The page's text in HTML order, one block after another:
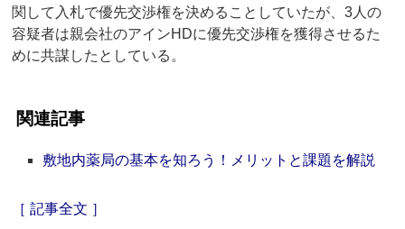
関して入札で優先交渉権を決めることしていたが、3人の
容疑者は親会社のアインHDに優先交渉権を獲得させるた
めに共謀したとしている。
関連記事
敷地内薬局の基本を知ろう！メリットと課題を解説
［ 記事全文 ］